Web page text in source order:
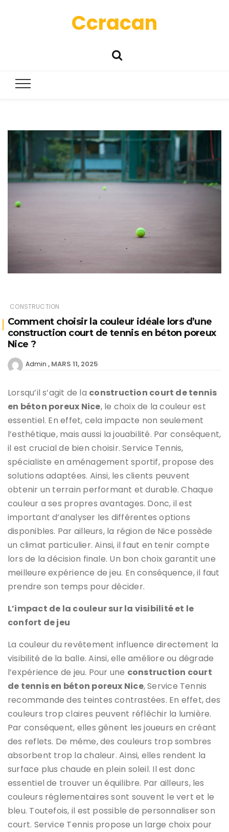
Ccracan
CONSTRUCTION
Comment choisir la couleur idéale lors d’une
construction court de tennis en béton poreux
Nice ?
Admin MARS 11, 2025
Lorsqu’il s’agit de la construction court de tennis
en béton poreux Nice, le choix de la couleur est
essentiel. En effet, cela impacte non seulement
l’esthétique, mais aussi la jouabilité. Par conséquent,
il est crucial de bien choisir. Service Tennis,
spécialiste en aménagement sportif, propose des
solutions adaptées. Ainsi, les clients peuvent
obtenir un terrain performant et durable. Chaque
couleur a ses propres avantages. Donc, il est
important d’analyser les différentes options
disponibles. Par ailleurs, la région de Nice possède
un climat particulier. Ainsi, il faut en tenir compte
lors de la décision finale. Un bon choix garantit une
meilleure expérience de jeu. En conséquence, il faut
prendre son temps pour décider.
L’impact de la couleur sur la visibilité et le
confort de jeu
La couleur du revêtement influence directement la
visibilité de la balle. Ainsi, elle améliore ou dégrade
l’expérience de jeu. Pour une construction court
de tennis en béton poreux Nice, Service Tennis
recommande des teintes contrastées. En effet, des
couleurs trop claires peuvent réfléchir la lumière.
Par conséquent, elles gênent les joueurs en créant
des reflets. De même, des couleurs trop sombres
absorbent trop la chaleur. Ainsi, elles rendent la
surface plus chaude en plein soleil. Il est donc
essentiel de trouver un équilibre. Par ailleurs, les
couleurs réglementaires sont souvent le vert et le
bleu. Toutefois, il est possible de personnaliser son
court. Service Tennis propose un large choix pour